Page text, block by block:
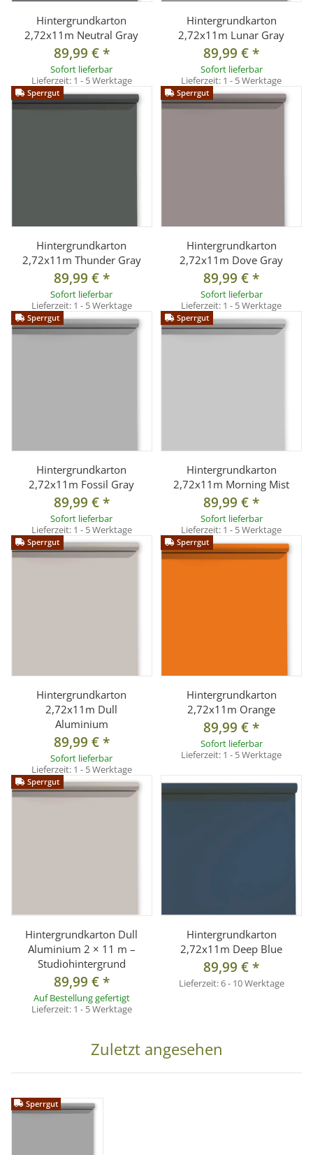
Hintergrundkarton
2,72x11m Neutral Gray
89,99 €*
Sofort lieferbar
Lieferzeit: 1 - 5 Werktage
Hintergrundkarton
2,72x11m Lunar Gray
89,99 €*
Sofort lieferbar
Lieferzeit: 1 - 5 Werktage
Sperrgut
Hintergrundkarton
2,72x11m Thunder Gray
89,99 €*
Sofort lieferbar
Lieferzeit: 1 - 5 Werktage
Sperrgut
Hintergrundkarton
2,72x11m Dove Gray
89,99 €*
Sofort lieferbar
Lieferzeit: 1 - 5 Werktage
Sperrgut
Hintergrundkarton
2,72x11m Fossil Gray
89,99 €*
Sofort lieferbar
Lieferzeit: 1 - 5 Werktage
Sperrgut
Hintergrundkarton
2,72x11m Morning Mist
89,99 €*
Sofort lieferbar
Lieferzeit: 1 - 5 Werktage
Sperrgut
Hintergrundkarton
2,72x11m Dull
Aluminium
89,99 €*
Sofort lieferbar
Lieferzeit: 1 - 5 Werktage
Sperrgut
Hintergrundkarton
2,72x11m Orange
89,99 €*
Sofort lieferbar
Lieferzeit: 1 - 5 Werktage
Sperrgut
Hintergrundkarton Dull
Aluminium 2 × 11 m –
Studiohintergrund
89,99 €*
Auf Bestellung gefertigt
Lieferzeit: 1 - 5 Werktage
Hintergrundkarton
2,72x11m Deep Blue
89,99 €*
Lieferzeit:6 - 10 Werktage
Zuletzt angesehen
Sperrgut